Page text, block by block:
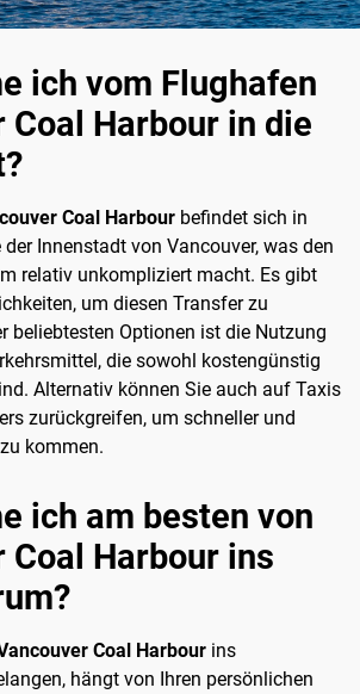
ich vom Flughafen
Coal Harbour in die
Coal Harbour befindet sich in
Innenstadt von Vancouver, was den
relativ unkompliziert macht. Es gibt
um diesen Transfer zu
beliebtesten Optionen ist die Nutzung
die sowohl kostengünstig
Alternativ können Sie auch auf Taxis
zurückgreifen, um schneller und
kommen.
ich am besten von
Coal Harbour ins
Coal Harbour ins
hängt von Ihren persönlichen